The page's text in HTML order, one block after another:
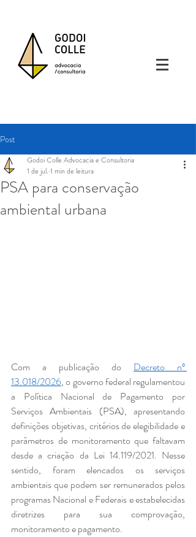
Post
PSA para conservação
ambiental urbana
Godoi Colle Advocacia e Consultoria
1 de jul. 1 min de leitura
Com a publicação do Decreto nº
13.018/2026, o governo federal regulamentou
a Política Nacional de Pagamento por
Serviços Ambientais (PSA), apresentando
definições objetivas, critérios de elegibilidade e
parâmetros de monitoramento que faltavam
desde a criação da Lei 14.119/2021. Nesse
sentido, foram elencados os serviços
ambientais que podem ser remunerados pelos
programas Nacional e Federais e estabelecidas
diretrizes para sua comprovação,
monitoramento e pagamento.